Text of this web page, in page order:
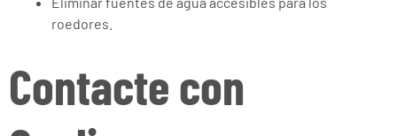
roedores.
Contacte con